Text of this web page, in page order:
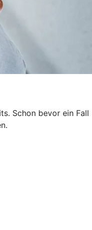
Schon bevor ein Fall